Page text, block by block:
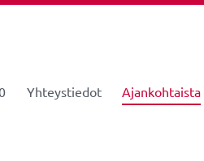
Yhteystiedot Ajankohtaista